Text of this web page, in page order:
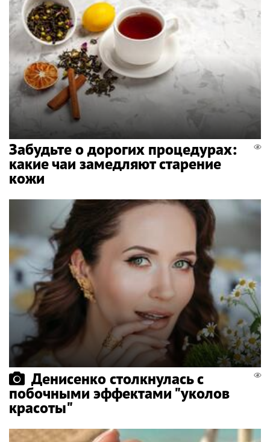
Забудьте о дорогих процедурах:
какие чаи замедляют старение
кожи
Денисенко столкнулась с
побочными эффектами "уколов
красоты"